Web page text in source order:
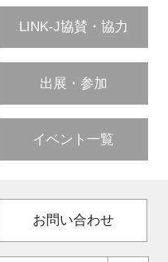
LINK-J協賛・協力
出展・参加
イベント一覧
お問い合わせ